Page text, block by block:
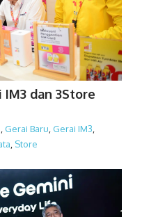
dan 3Store
Gerai Baru Gerai IM3
Store